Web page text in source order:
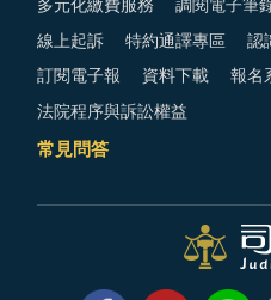
多元化繳費服務 調閱電子筆
線上起訴 特約通譯專區 認
訂閱電子報 資料下載 報名
法院程序與訴訟權益
常見問答